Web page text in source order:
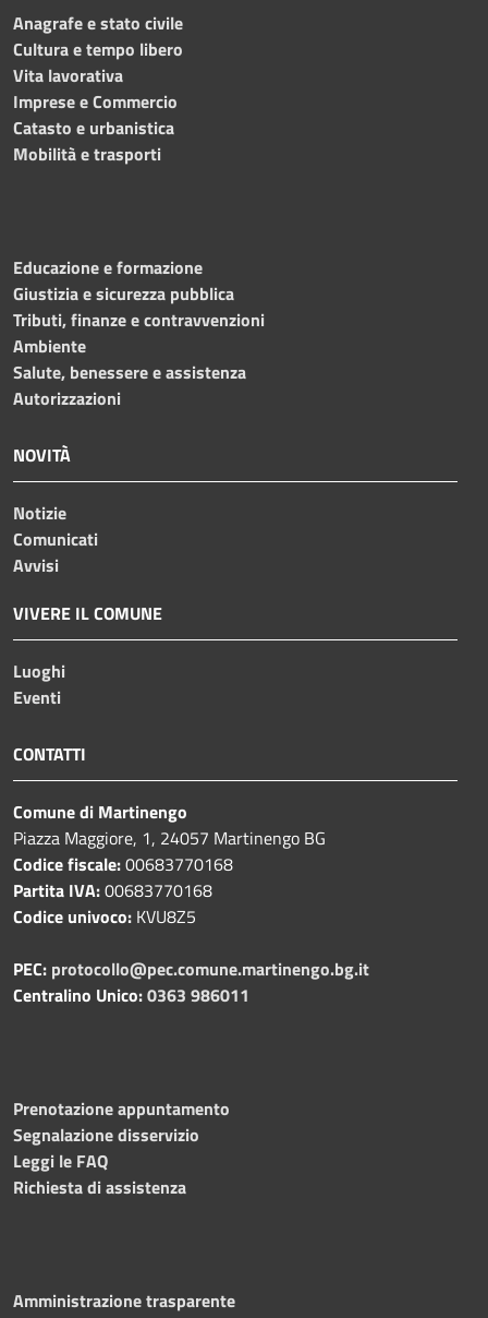
Anagrafe e stato civile
Cultura e tempo libero
Vita lavorativa
Imprese e Commercio
Catasto e urbanistica
Mobilità e trasporti
Educazione e formazione
Giustizia e sicurezza pubblica
Tributi, finanze e contravvenzioni
Ambiente
Salute, benessere e assistenza
Autorizzazioni
NOVITÀ
Notizie
Comunicati
Avvisi
VIVERE IL COMUNE
Luoghi
Eventi
CONTATTI
Comune di Martinengo
Piazza Maggiore, 1, 24057 Martinengo BG
Codice fiscale:00683770168
Partita IVA:00683770168
Codice univoco: KVU8Z5
PEC: protocollo@pec.comune.martinengo.bg.it
Centralino Unico:0363 986011
Prenotazione appuntamento
Segnalazione disservizio
Leggi le FAQ
Richiesta di assistenza
Amministrazione trasparente